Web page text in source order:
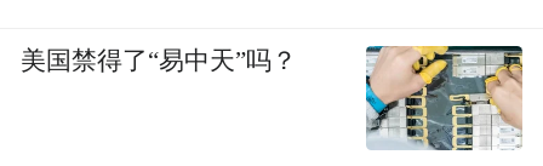
美国禁得了“易中天”吗？